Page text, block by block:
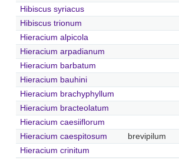
Hibiscus syriacus
Hibiscus trionum
Hieracium alpicola
Hieracium arpadianum
Hieracium barbatum
Hieracium bauhini
Hieracium brachyphyllum
Hieracium bracteolatum
Hieracium caesiiflorum
Hieracium caespitosum
brevipilum
Hieracium crinitum